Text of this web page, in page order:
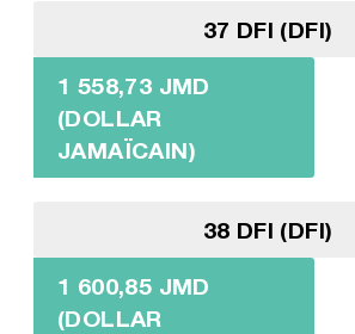
37 DFI (DFI)
1 558,73 JMD
(DOLLAR
JAMAÏCAIN)
38 DFI (DFI)
1 600,85 JMD
(DOLLAR